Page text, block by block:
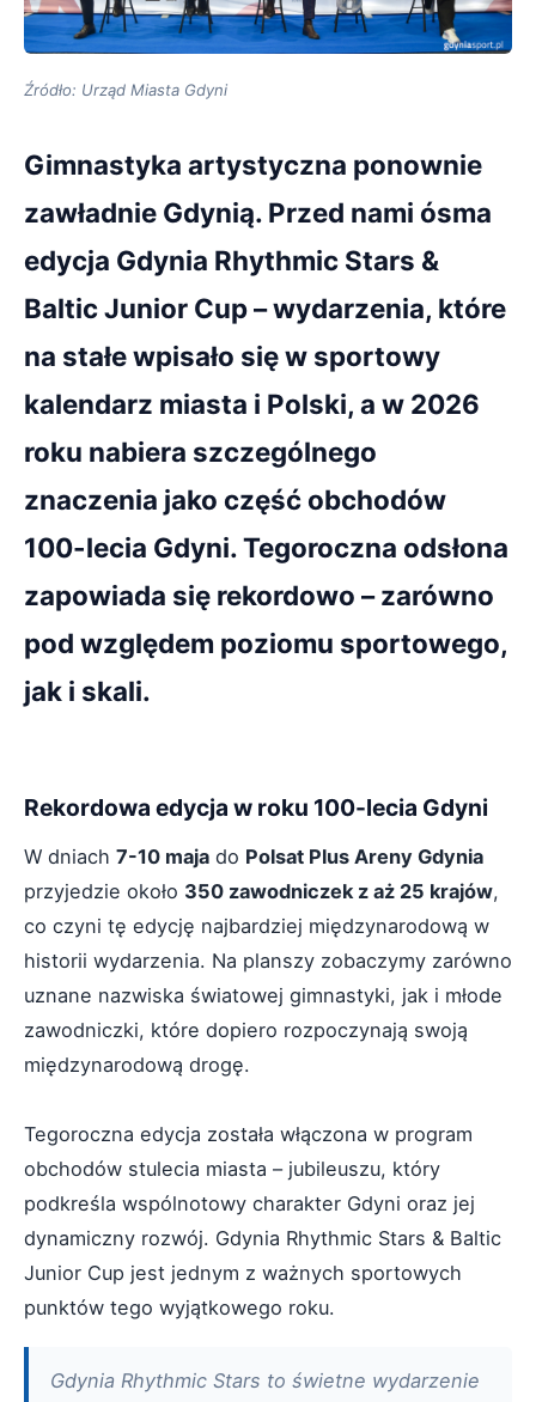
Źródło: Urząd Miasta Gdyni
Gimnastyka artystyczna ponownie
zawładnie Gdynią. Przed nami ósma
edycja Gdynia Rhythmic Stars &
Baltic Junior Cup – wydarzenia, które
na stałe wpisało się w sportowy
kalendarz miasta i Polski, a w 2026
roku nabiera szczególnego
znaczenia jako część obchodów
100-lecia Gdyni. Tegoroczna odsłona
zapowiada się rekordowo – zarówno
pod względem poziomu sportowego,
jak i skali.
Rekordowa edycja w roku 100-lecia Gdyni
W dniach 7-10 maja do Polsat Plus Areny Gdynia
przyjedzie około 350 zawodniczek z aż 25 krajów,
co czyni tę edycję najbardziej międzynarodową w
historii wydarzenia. Na planszy zobaczymy zarówno
uznane nazwiska światowej gimnastyki, jak i młode
zawodniczki, które dopiero rozpoczynają swoją
międzynarodową drogę.
Tegoroczna edycja została włączona w program
obchodów stulecia miasta – jubileuszu, który
podkreśla wspólnotowy charakter Gdyni oraz jej
dynamiczny rozwój. Gdynia Rhythmic Stars & Baltic
Junior Cup jest jednym z ważnych sportowych
punktów tego wyjątkowego roku.
Gdynia Rhythmic Stars to świetne wydarzenie